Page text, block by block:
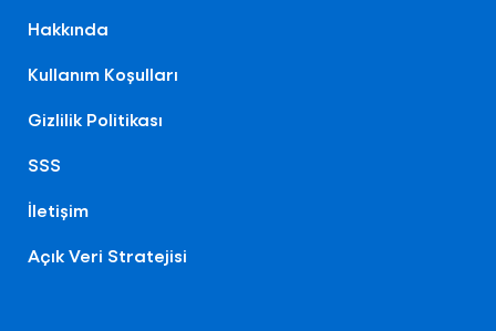
Hakkında
Kullanım Koşulları
Gizlilik Politikası
SSS
İletişim
Açık Veri Stratejisi